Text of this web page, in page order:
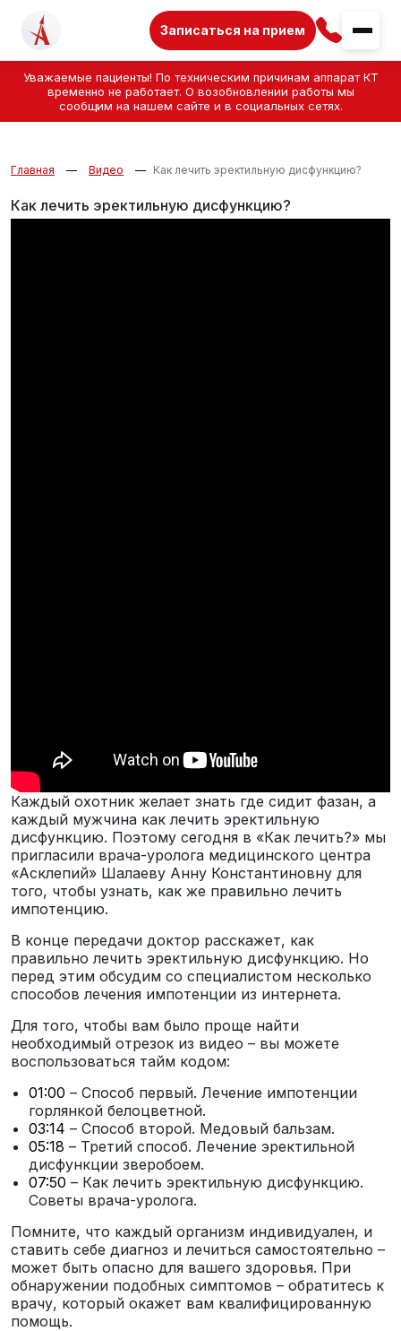
Уважаемые пациенты! По техническим причинам аппарат КТ
временно не работает. О возобновлении работы мы
сообщим на нашем сайте и в социальных сетях.
Записаться на прием
Главная Видео Как лечить эректильную дисфункцию?
Как лечить эректильную дисфункцию?
Каждый охотник желает знать где сидит фазан, а
каждый мужчина как лечить эректильную
дисфункцию. Поэтому сегодня в «Как лечить?» мы
пригласили врача-уролога медицинского центра
«Асклепий» Шалаеву Анну Константиновну для
того, чтобы узнать, как же правильно лечить
импотенцию.
В конце передачи доктор расскажет, как
правильно лечить эректильную дисфункцию. Но
перед этим обсудим со специалистом несколько
способов лечения импотенции из интернета.
Для того, чтобы вам было проще найти
необходимый отрезок из видео – вы можете
воспользоваться тайм кодом:
01:00 – Способ первый. Лечение импотенции
горлянкой белоцветной.
03:14 – Способ второй. Медовый бальзам.
05:18 – Третий способ. Лечение эректильной
дисфункции зверобоем.
07:50 – Как лечить эректильную дисфункцию.
Советы врача-уролога.
Помните, что каждый организм индивидуален, и
ставить себе диагноз и лечиться самостоятельно –
может быть опасно для вашего здоровья. При
обнаружении подобных симптомов – обратитесь к
врачу, который окажет вам квалифицированную
помощь.